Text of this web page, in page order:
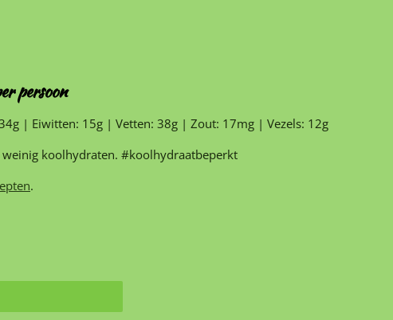
persoon
| Eiwitten: 15g | Vetten: 38g | Zout: 17mg | Vezels: 12g
weinig koolhydraten. #koolhydraatbeperkt
.